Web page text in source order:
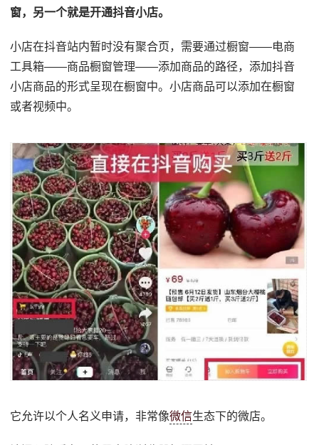
窗，另一个就是开通抖音小店。
小店在抖音站内暂时没有聚合页，需要通过橱窗——电商
工具箱——商品橱窗管理——添加商品的路径，添加抖音
小店商品的形式呈现在橱窗中。小店商品可以添加在橱窗
或者视频中。
它允许以个人名义申请，非常像微信生态下的微店。